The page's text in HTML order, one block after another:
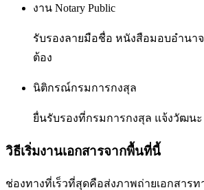
งาน Notary Public
รับรองลายมือชื่อ หนังสือมอบอำนาจ
ต้อง
นิติกรณ์กรมการกงสุล
ยื่นรับรองที่กรมการกงสุล แจ้งวัฒน
วิธีเริ่มงานเอกสารจากพื้นที่นี้
ช่องทางที่เร็วที่สุดคือส่งภาพถ่ายเอกสารท